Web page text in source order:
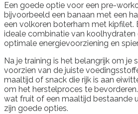
Een goede optie voor een pre-
bijvoorbeeld een banaan met een
een volkoren boterham met kipfilet.
ideale combinatie van koolhydraten
optimale energievoorziening en
Na je training is het belangrijk om je
voorzien van de juiste
maaltijd of snack die rijk is aan
om het herstelproces te
wat fruit of een maaltijd bestaande
zijn goede opties.